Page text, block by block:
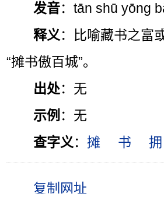
发音：tān shū yōng
释义 ：比喻藏书之富
“摊书傲百城”。
出处：无
示例 ：无
查字义 ：摊 书 拥